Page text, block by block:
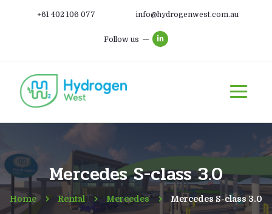
+61 402 106 077 info@hydrogenwest.com.au
Follow us
Mercedes S-class 3.0
Home Rental Mercedes Mercedes S-class 3.0